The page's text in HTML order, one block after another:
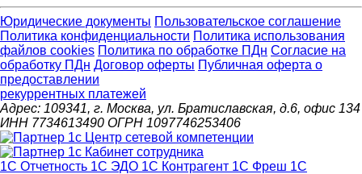
Юридические документы Пользовательское соглашение
Политика конфиденциальности Политика использования
файлов cookies Политика по обработке ПДн Cогласие на
обработку ПДн Договор оферты Публичная оферта о
предоставлении
рекуррентных платежей
Адрес: 109341, г. Москва, ул. Братиславская, д.6, офис 134
ИНН 7734613490 ОГРН 1097746253406
1С Отчетность 1С ЭДО 1С Контрагент 1С Фреш 1С